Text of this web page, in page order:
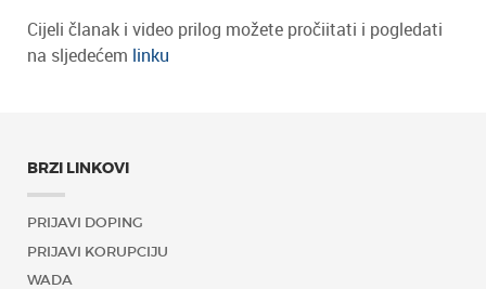
Cijeli članak i video prilog možete pročiitati i pogledati
na sljedećem linku
BRZI LINKOVI
PRIJAVI DOPING
PRIJAVI KORUPCIJU
WADA